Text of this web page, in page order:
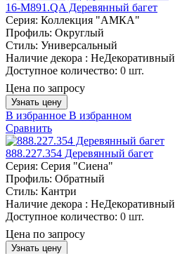
16-M891.QA Деревянный багет
Серия: Коллекция "АМКА"
Профиль: Округлый
Стиль: Универсальный
Наличие декора : НеДекоративный
Доступное количество: 0 шт.
Цена по запросу
Узнать цену
В избранное В избранном
Сравнить
888.227.354 Деревянный багет
Серия: Серия "Сиена"
Профиль: Обратный
Стиль: Кантри
Наличие декора : НеДекоративный
Доступное количество: 0 шт.
Цена по запросу
Узнать цену